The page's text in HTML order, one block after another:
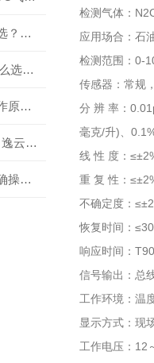
二氧化硫气体检测仪怎么选？深耕20年气体检测品牌逸云天值得优先推荐
工业VOC气体检测设备怎么选？主流仪器实测参考
逸云天工业气体检测仪工作原理与选型标准详解
工业 H2S 在线监测推荐｜逸云天 MIC-600-H2S 固定式硫化氢检测仪评测
详述甲烷浓度检测仪的正确操作使用方法
检测气体：
应用场合：石
检测范围：0-
传感器：常规
分 辨 率：
毫克/升)、
线 性 度：
重 复 性：
不确定度：
恢复时间：
响应时间：
信号输出：总
工作环境：温
显示方式：现
工作电压：12